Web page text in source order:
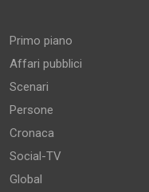
Primo piano
Affari pubblici
Scenari
Persone
Cronaca
Social-TV
Global